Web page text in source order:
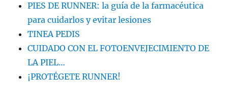
PIES DE RUNNER: la guía de la farmacéutica
para cuidarlos y evitar lesiones
TINEA PEDIS
CUIDADO CON EL FOTOENVEJECIMIENTO DE
LA PIEL…
¡PROTÉGETE RUNNER!